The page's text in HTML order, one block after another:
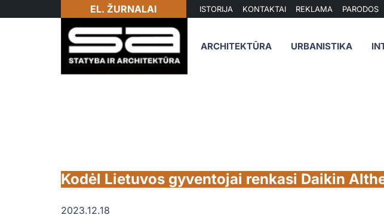
EL. ŽURNALAI ISTORIJA KONTAKTAI REKLAMA PARODOS
ARCHITEKTŪRA URBANISTIKA
Kodėl Lietuvos gyventojai renkasi Daikin
2023.12.18